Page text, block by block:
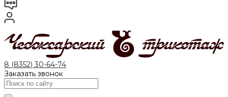
8 (8352) 30-64-74
Заказать звонок